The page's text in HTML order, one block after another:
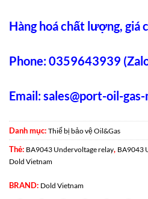
Hàng hoá chất lượng, giá
Phone: 0359643939
Email:sales@port-oil-
Danh mục: Thiế bị bảo vệ Oil&Gas
Thẻ: BA9043 Undervoltage relay, BA9043
Dold Vietnam
BRAND: Dold Vietnam